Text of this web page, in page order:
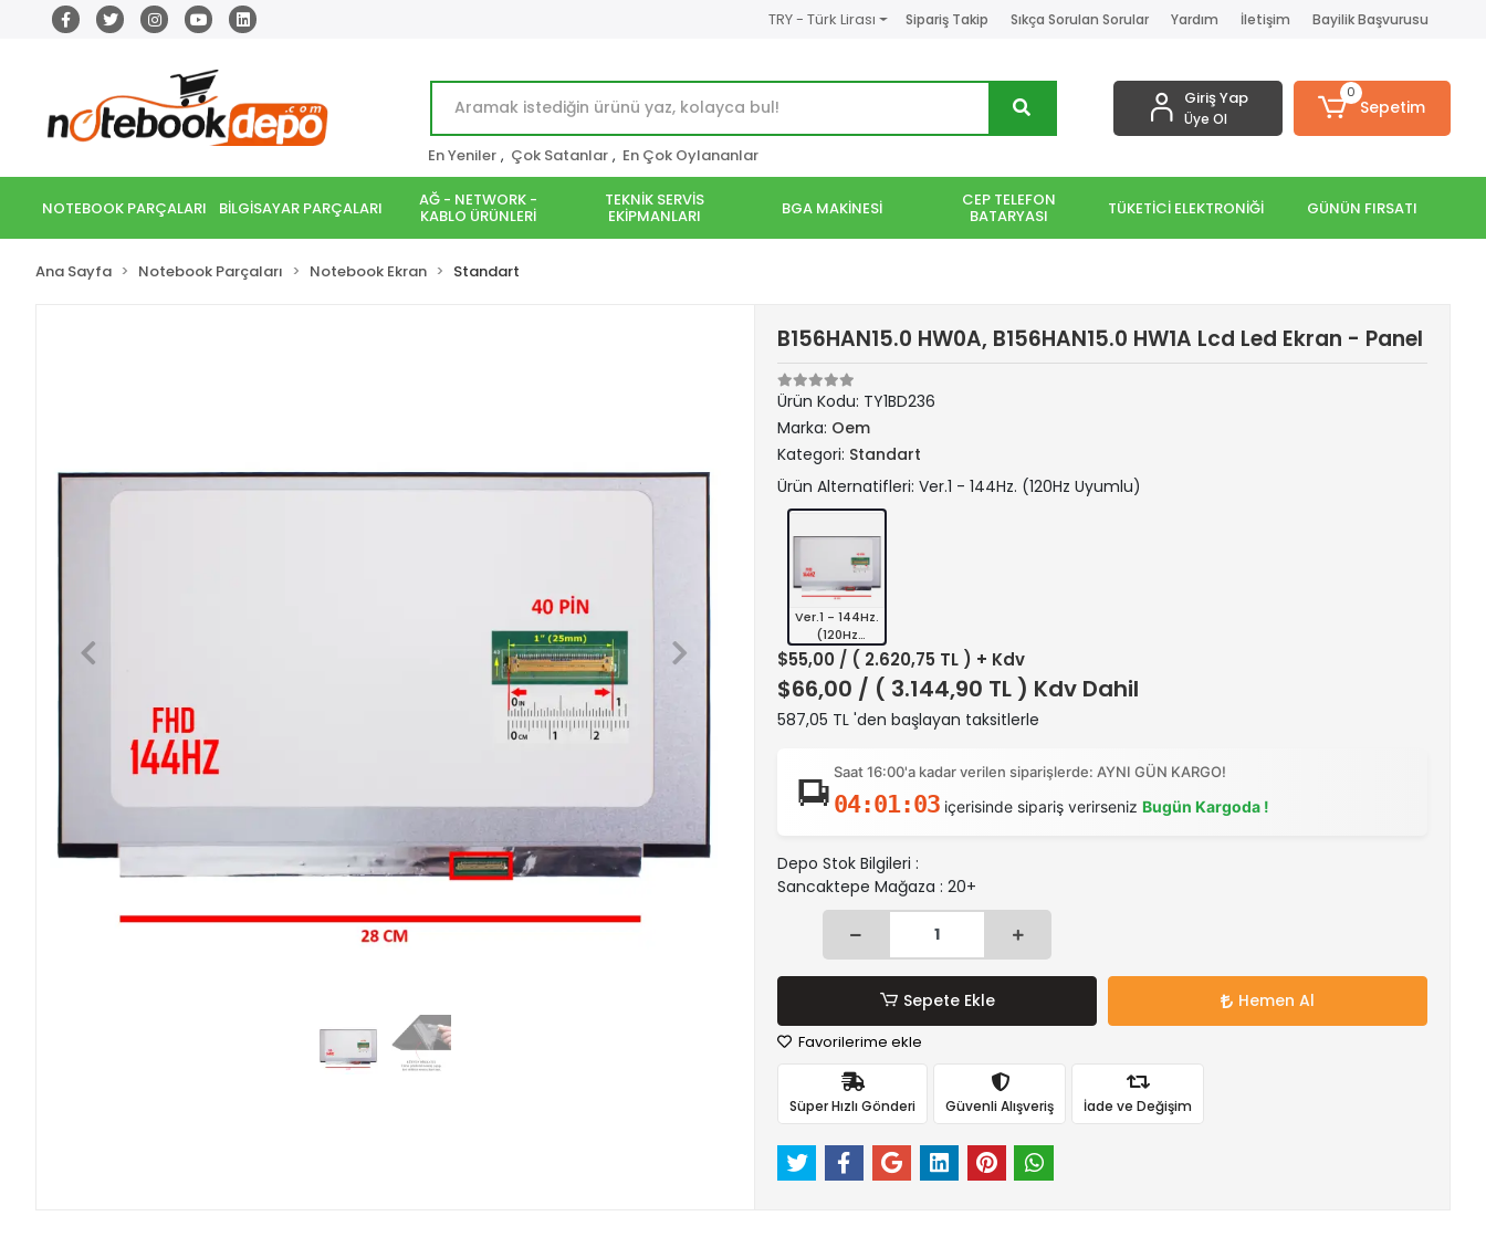
TRY - Türk Lirası Sipariş Takip Sıkça Sorulan Sorular Yardım İletişim Bayilik Başvurusu
En Yeniler , Çok Satanlar , En Çok Oylananlar
Giriş Yap
Üye Ol
0
Sepetim
NOTEBOOK PARÇALARI BİLGİSAYAR PARÇALARI AĞ - NETWORK -
KABLO ÜRÜNLERİ
TEKNİK SERVİS
EKİPMANLARI BGA MAKİNESİ CEP TELEFON
BATARYASI TÜKETİCİ ELEKTRONİĞİ GÜNÜN FIRSATI
Ana Sayfa Notebook Parçaları Notebook Ekran Standart
B156HAN15.0 HW0A, B156HAN15.0 HW1A Lcd Led Ekran - Panel
Ürün Kodu: TY1BD236
Marka: Oem
Kategori: Standart
Ürün Alternatifleri: Ver.1 - 144Hz. (120Hz Uyumlu)
Ver.1 - 144Hz.
(120Hz
Uyumlu)
$55,00 / ( 2.620,75 TL ) + Kdv
$66,00 / ( 3.144,90 TL ) Kdv Dahil
587,05 TL 'den başlayan taksitlerle
Saat 16:00'a kadar verilen siparişlerde: AYNI GÜN KARGO!
04:01:02 içerisinde sipariş verirseniz Bugün Kargoda !
Depo Stok Bilgileri :
Sancaktepe Mağaza : 20+
Sepete Ekle Hemen Al
Favorilerime ekle
Süper Hızlı Gönderi Güvenli Alışveriş İade ve Değişim